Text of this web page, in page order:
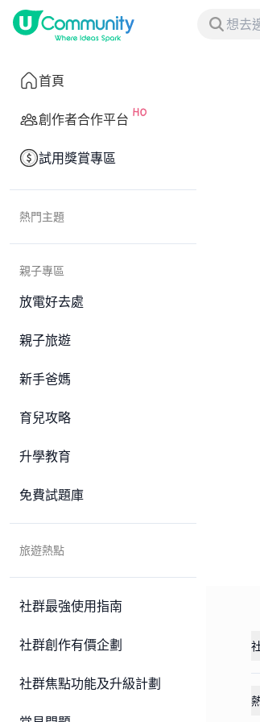
首頁
創作者合作平台
試用獎賞專區
熱門主題
親子專區
放電好去處
親子旅遊
新手爸媽
育兒攻略
升學教育
免費試題庫
旅遊熱點
社群最強使用指南
社群創作有價企劃
社群焦點功能及升級計劃